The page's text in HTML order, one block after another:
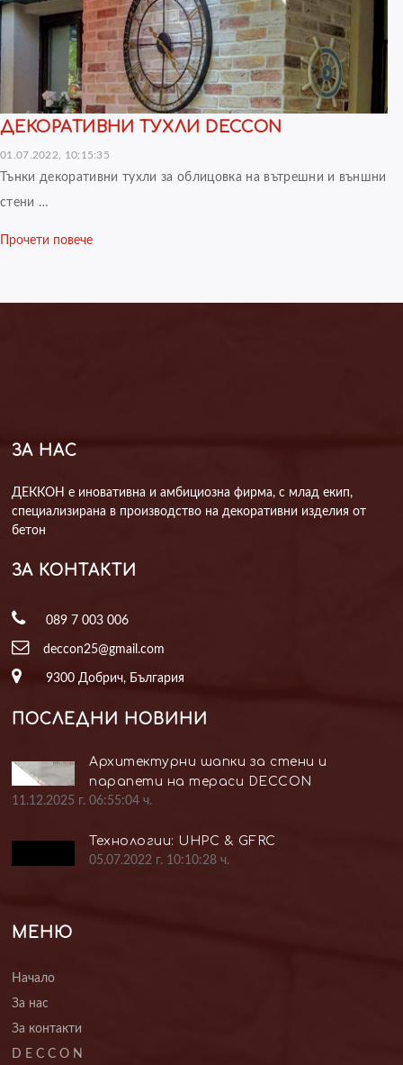
ДЕКОРАТИВНИ ТУХЛИ DECCON
01.07.2022, 10:15:35
Тънки декоративни тухли за облицовка на вътрешни и външни
стени …
Прочети повече
ЗА НАС
ДЕККОН е иновативна и амбициозна фирма, с млад екип,
специализирана в производство на декоративни изделия от
бетон
ЗА КОНТАКТИ
089 7 003 006
deccon25@gmail.com
9300 Добрич, България
ПОСЛЕДНИ НОВИНИ
Архитектурни шапки за стени и
парапети на тераси DECCON
11.12.2025 г. 06:55:04 ч.
Технологии: UHPC & GFRC
05.07.2022 г. 10:10:28 ч.
МЕНЮ
Начало
За нас
За контакти
D E C C O N